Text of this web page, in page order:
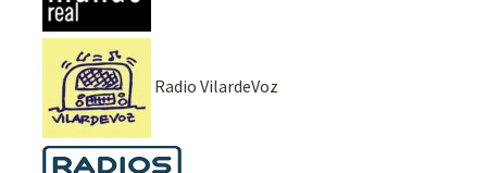
Radio VilardeVoz